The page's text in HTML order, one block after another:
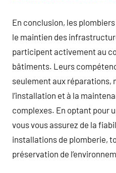
En conclusion, les
le maintien des
participent activement au
bâtiments. Leurs
seulement aux réparations,
l’installation et à la
complexes. En optant pour
vous vous assurez de la
installations de plomberie,
préservation de